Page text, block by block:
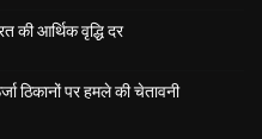
की आर्थिक वृद्धि दर
ठिकानों पर हमले की चेतावनी